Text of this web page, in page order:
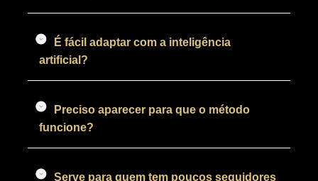
É fácil adaptar com a inteligência
artificial?
Preciso aparecer para que o método
funcione?
Serve para quem tem poucos seguidores